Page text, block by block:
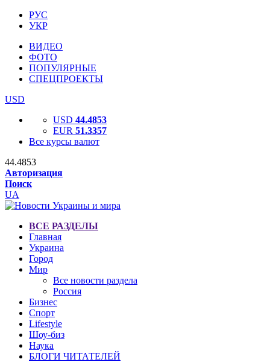
РУС
УКР
ВИДЕО
ФОТО
ПОПУЛЯРНЫЕ
СПЕЦПРОЕКТЫ
USD
USD 44.4853
EUR 51.3357
Все курсы валют
44.4853
Авторизация
Поиск
UA
ВСЕ РАЗДЕЛЫ
Главная
Украина
Город
Мир
Все новости раздела
Россия
Бизнес
Спорт
Lifestyle
Шоу-биз
Наука
БЛОГИ ЧИТАТЕЛЕЙ